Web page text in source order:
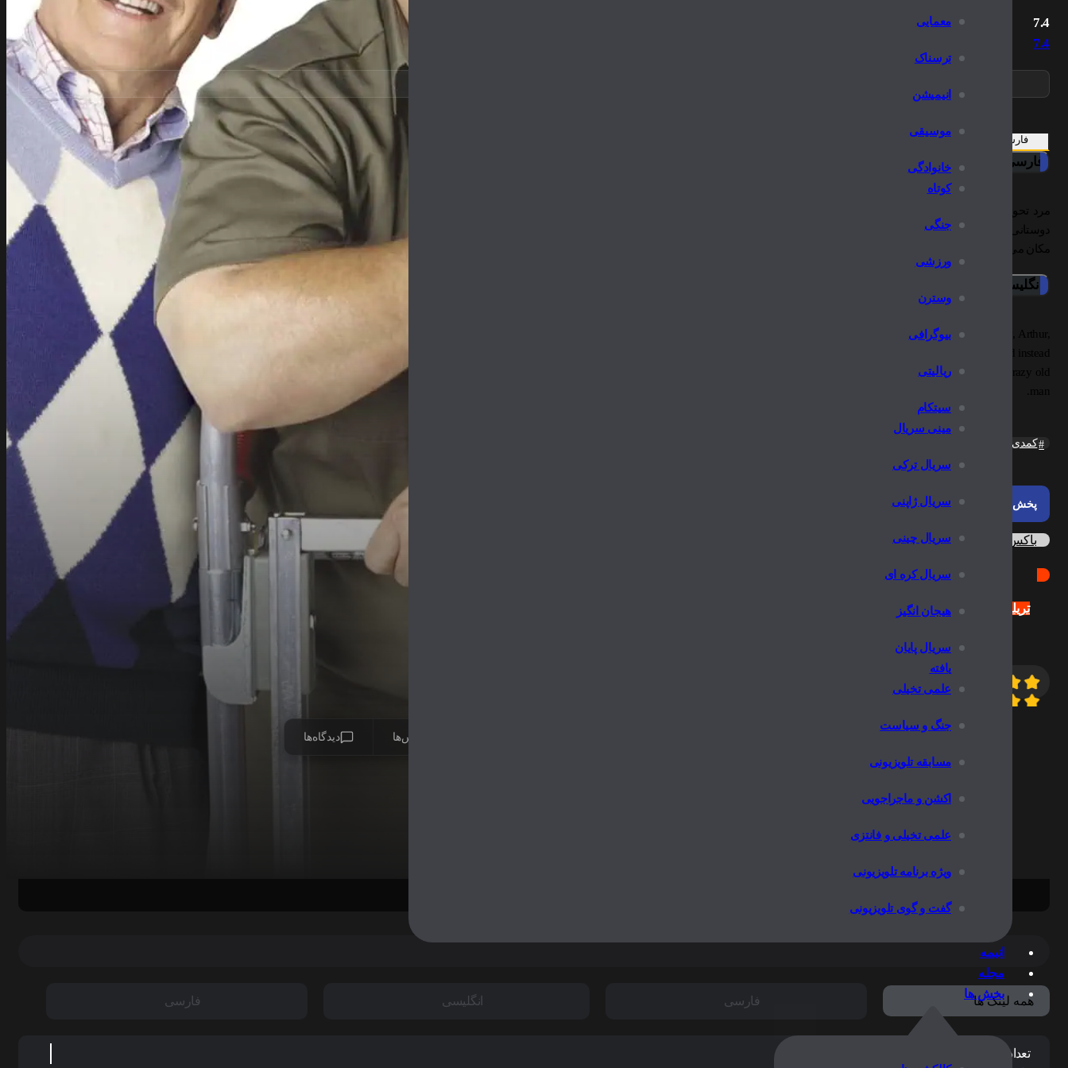
معمایی
ترسناک
انیمیشن
موسیقی
خانوادگی
کوتاه
جنگی
ورزشی
وسترن
بیوگرافی
ریالیتی
سیتکام
مینی سریال
سریال ترکی
سریال ژاپنی
سریال چینی
سریال کره ای
هیجان انگیز
سریال پایان
یافته
علمی تخیلی
جنگ و سیاست
مسابقه تلویزیونی
اکشن و ماجراجویی
علمی تخیلی و فانتزی
ویژه برنامه تلویزیونی
گفت و گوی تلویزیونی
انیمه
مجله
بخش ها
7.4
7.4
فارسی انگلیسی
فارسی
مرد تحویل‌دهنده داگ هفرنان زندگی خوبی دارد: او یک همسر زیبا (کری)، یک تلویزیون بزرگ و
دوستانی دارد که می‌توانند با هم آن را تماشا کنند. سپس آرتور، پدر مزاحم کری به خانه آنها نقل
مکان می کند..
انگلیسی
Life’s good for deliveryman Doug Heffernan, until his newly widowed father-in-law, Arthur,
moves in with him and his wife Carrie. Doug is no longer the king of his domain, and instead
of having a big screen television in his recently renovated basement, he now has a crazy old
کمدی
پخش آنلاین
باکس دانلود
تریلر
زیرنویس‌ها دیدگاه‌ها
همه لینک ها فارسی انگلیسی فارسی
تعداد کل فصل ها: